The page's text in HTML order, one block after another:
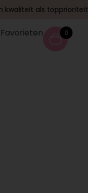
kwaliteit als topprioriteit
Favorieten 0